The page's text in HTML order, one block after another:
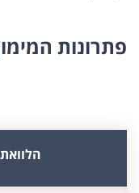
פתרונות
הלוואת VENTURE LENDING